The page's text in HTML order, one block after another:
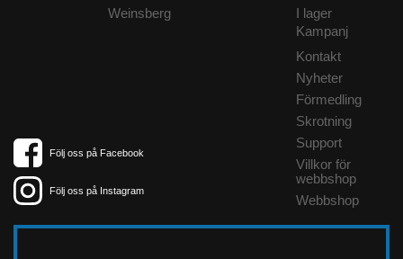
Weinsberg
I lager
Kampanj
Kontakt
Nyheter
Förmedling
Skrotning
Support
Villkor för
webbshop
Webbshop
Följ oss på Facebook
Följ oss på Instagram